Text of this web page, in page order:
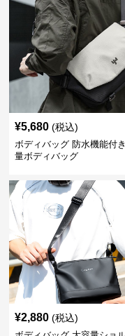
¥5,680 (税込)
ボディバッグ 防水機能付
量ボディバッグ
¥2,880 (税込)